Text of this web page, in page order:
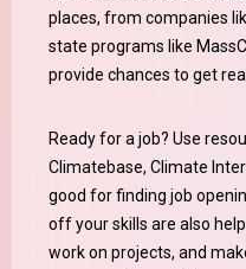
places, from companies
state programs like
provide chances to get
Ready for a job? Use
Climatebase, Climate
good for finding job
off your skills are also
work on projects, and